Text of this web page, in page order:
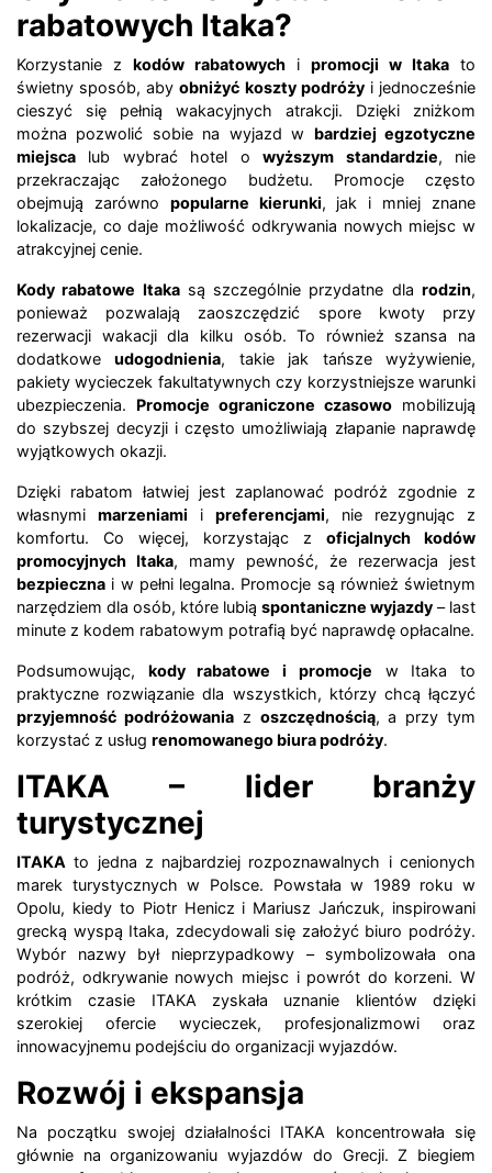
rabatowych Itaka?
Korzystanie z kodów rabatowych i promocji w Itaka to
świetny sposób, abyobniżyć koszty podróżyi jednocześnie
cieszyć się pełnią wakacyjnych atrakcji. Dzięki zniżkom
można pozwolić sobie na wyjazd w bardziej egzotyczne
miejsca lub wybrać hotel owyższym standardzie, nie
przekraczając założonego budżetu. Promocje często
obejmują zarówno popularne kierunki, jak i mniej znane
lokalizacje, co daje możliwość odkrywania nowych miejsc w
atrakcyjnej cenie.
Kody rabatowe Itakasą szczególnie przydatne dlarodzin,
ponieważ pozwalają zaoszczędzić spore kwoty przy
rezerwacji wakacji dla kilku osób. To również szansa na
dodatkoweudogodnienia, takie jak tańsze wyżywienie,
pakiety wycieczek fakultatywnych czy korzystniejsze warunki
ubezpieczenia. Promocje ograniczone czasowo mobilizują
do szybszej decyzji i często umożliwiają złapanie naprawdę
wyjątkowych okazji.
Dzięki rabatom łatwiej jest zaplanować podróż zgodnie z
własnymi marzeniami i preferencjami, nie rezygnując z
komfortu. Co więcej, korzystając z oficjalnych kodów
promocyjnych Itaka, mamy pewność, że rezerwacja jest
bezpieczna i w pełni legalna. Promocje są również świetnym
narzędziem dla osób, które lubią spontaniczne wyjazdy – last
minute z kodem rabatowym potrafią być naprawdę opłacalne.
Podsumowując, kody rabatowe i promocje w Itaka to
praktyczne rozwiązanie dla wszystkich, którzy chcą łączyć
przyjemność podróżowaniaz oszczędnością, a przy tym
korzystać z usług renomowanego biura podróży.
ITAKA – lider branży
turystycznej
ITAKA to jedna z najbardziej rozpoznawalnych i cenionych
marek turystycznych w Polsce. Powstała w 1989 roku w
Opolu, kiedy to Piotr Henicz i Mariusz Jańczuk, inspirowani
grecką wyspą Itaka, zdecydowali się założyć biuro podróży.
Wybór nazwy był nieprzypadkowy – symbolizowała ona
podróż, odkrywanie nowych miejsc i powrót do korzeni. W
krótkim czasie ITAKA zyskała uznanie klientów dzięki
szerokiej ofercie wycieczek, profesjonalizmowi oraz
innowacyjnemu podejściu do organizacji wyjazdów.
Rozwój i ekspansja
Na początku swojej działalności ITAKA koncentrowała się
głównie na organizowaniu wyjazdów do Grecji. Z biegiem